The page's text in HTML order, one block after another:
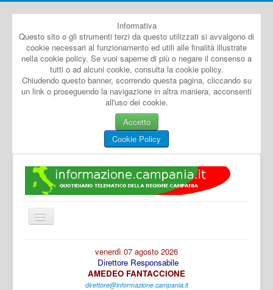
Informativa
Questo sito o gli strumenti terzi da questo utilizzati si avvalgono di
cookie necessari al funzionamento ed utili alle finalità illustrate
nella cookie policy. Se vuoi saperne di più o negare il consenso a
tutti o ad alcuni cookie, consulta la cookie policy.
Chiudendo questo banner, scorrendo questa pagina, cliccando su
un link o proseguendo la navigazione in altra maniera, acconsenti
all'uso dei cookie.
Accetto
Cookie Policy
Cambia
navigazione
venerdì 07 agosto 2026
Direttore Responsabile
AMEDEO FANTACCIONE
direttore@informazione.campania.it